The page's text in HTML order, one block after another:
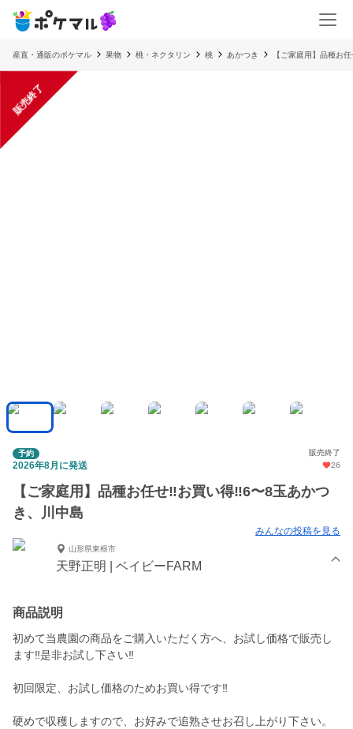
産直・通販のポケマル 果物 桃・ネクタリン 桃 あかつき 【ご家庭用】品種お
販売終了
予約 販売終了
2026年8月に発送 26
【ご家庭用】品種お任せ‼︎お買い得‼︎6〜8玉あかつ
き、川中島
みんなの投稿を見る
山形県東根市
天野正明 | ベイビーFARM
商品説明
初めて当農園の商品をご購入いただく方へ、お試し価格で販売し
ます‼︎是非お試し下さい‼︎
初回限定、お試し価格のためお買い得です‼︎
硬めで収穫しますので、お好みで追熟させお召し上がり下さい。